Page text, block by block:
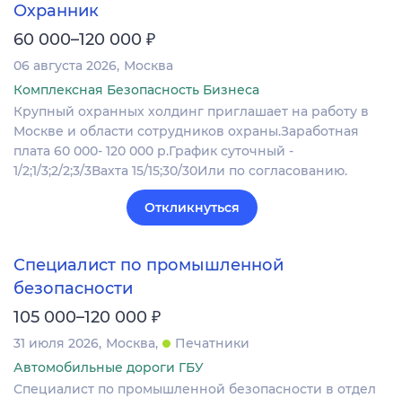
Охранник
60 000–120 000 ₽
06 августа 2026 Москва
Комплексная Безопасность Бизнеса
Крупный охранных холдинг приглашает на работу в
Москве и области сотрудников охраны.Заработная
плата 60 000- 120 000 р.График суточный -
1/2;1/3;2/2;3/3Вахта 15/15;30/30Или по согласованию.
Откликнуться
Специалист по промышленной
безопасности
105 000–120 000 ₽
31 июля 2026 Москва
Печатники
Автомобильные дороги ГБУ
Специалист по промышленной безопасности в отдел